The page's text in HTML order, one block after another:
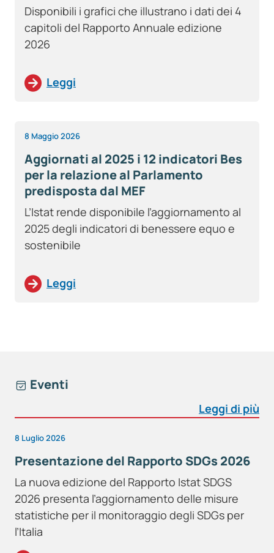
Disponibili i grafici che illustrano i dati dei 4
capitoli del Rapporto Annuale edizione
2026
Leggi
8 Maggio 2026
Aggiornati al 2025 i 12 indicatori Bes
per la relazione al Parlamento
predisposta dal MEF
L’Istat rende disponibile l’aggiornamento al
2025 degli indicatori di benessere equo e
sostenibile
Leggi
Eventi
Leggi di più
8 Luglio 2026
Presentazione del Rapporto SDGs 2026
La nuova edizione del Rapporto Istat SDGS
2026 presenta l’aggiornamento delle misure
statistiche per il monitoraggio degli SDGs per
l’Italia